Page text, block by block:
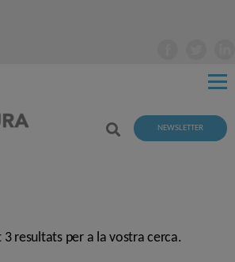
NEWSLETTER
3 resultats per a la vostra cerca.